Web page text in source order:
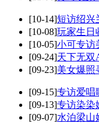
[10-14]短访绍兴
[10-08]玩家生日
[10-05]小可专访
[09-24]天下无双
[09-23]美女爆照
[09-15]专访爱唱
[09-13]专访染染
[09-07]水泊梁山